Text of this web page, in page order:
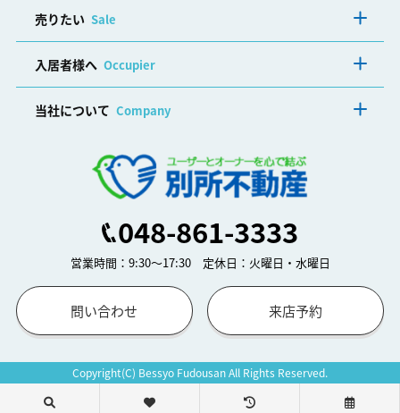
売りたい Sale
入居者様へ Occupier
当社について Company
048-861-3333
営業時間：9:30～17:30 定休日：火曜日・水曜日
問い合わせ 来店予約
Copyright(C) Bessyo Fudousan All Rights Reserved.